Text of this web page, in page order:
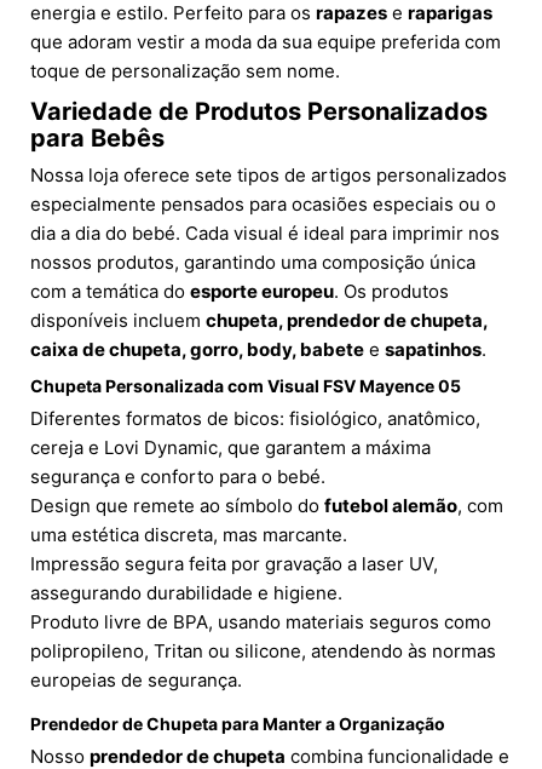
energia e estilo. Perfeito para os rapazes e raparigas
que adoram vestir a moda da sua equipe preferida com
toque de personalização sem nome.
Variedade de Produtos Personalizados
para Bebês
Nossa loja oferece sete tipos de artigos personalizados
especialmente pensados para ocasiões especiais ou o
dia a dia do bebé. Cada visual é ideal para imprimir nos
nossos produtos, garantindo uma composição única
com a temática do esporte europeu. Os produtos
disponíveis incluem chupeta, prendedor de chupeta,
caixa de chupeta, gorro, body, babete e sapatinhos.
Chupeta Personalizada com Visual FSV Mayence 05
Diferentes formatos de bicos: fisiológico, anatômico,
cereja e Lovi Dynamic, que garantem a máxima
segurança e conforto para o bebé.
Design que remete ao símbolo do futebol alemão, com
uma estética discreta, mas marcante.
Impressão segura feita por gravação a laser UV,
assegurando durabilidade e higiene.
Produto livre de BPA, usando materiais seguros como
polipropileno, Tritan ou silicone, atendendo às normas
europeias de segurança.
Prendedor de Chupeta para Manter a Organização
Nosso prendedor de chupeta combina funcionalidade e